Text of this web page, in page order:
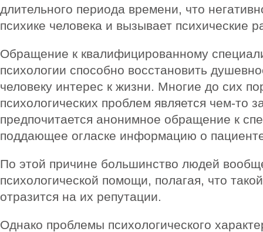
длительного периода времени, что
психике человека и вызывает психические
Обращение к квалифицированному
психологии способно восстановить
человеку интерес к жизни. Многие до сих
психологических проблем является чем-то
предпочитается анонимное обращение к
поддающее огласке информацию о
По этой причине большинство людей
психологической помощи, полагая, что
отразится на их репутации.
Однако проблемы психологического